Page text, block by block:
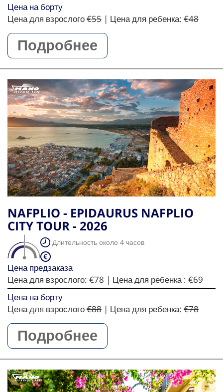
Цена на борту
Цена для взрослого€55 | Цена для ребенка: €48
Подробнее
NAFPLIO - EPIDAURUS NAFPLIO
CITY TOUR - 2026
Длительность около 4 часов
Цена предзаказа
Цена для взрослого: €78 | Цена для ребенка : €69
Цена на борту
Цена для взрослого€88 | Цена для ребенка: €78
Подробнее